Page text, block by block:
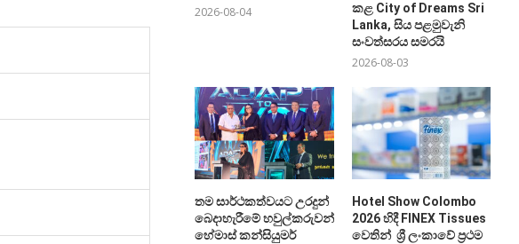
2026-08-04
කළ City of Dreams Sri
Lanka, සිය පළමුවැනි
සංවත්සරය සමරයි
2026-08-03
තම සාර්ථකත්වයට උරදුන්
බෙදාහැරීමේ හවුල්කරුවන්ට
හේමාස් කන්සියුමර්
Hotel Show Colombo
2026 හිදී FINEX Tissues
වෙතින් ශ්‍රී ලංකාවේ ප්‍රථම